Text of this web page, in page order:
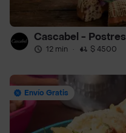
Cascabel - Postres
12 min · $ 4500
Envío Gratis